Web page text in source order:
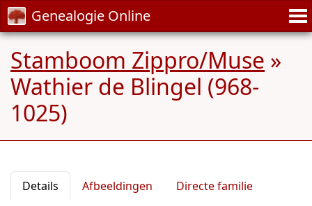
Genealogie Online
Stamboom Zippro/Muse »
Wathier de Blingel (968-
1025)
Details Afbeeldingen
Directe familie